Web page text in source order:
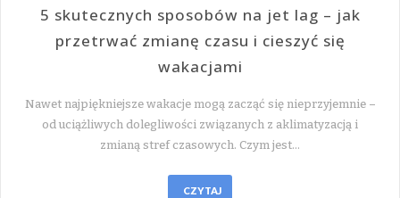
5 skutecznych sposobów na jet lag – jak
przetrwać zmianę czasu i cieszyć się
wakacjami
Nawet najpiękniejsze wakacje mogą zacząć się nieprzyjemnie –
od uciążliwych dolegliwości związanych z aklimatyzacją i
zmianą stref czasowych. Czym jest…
CZYTAJ